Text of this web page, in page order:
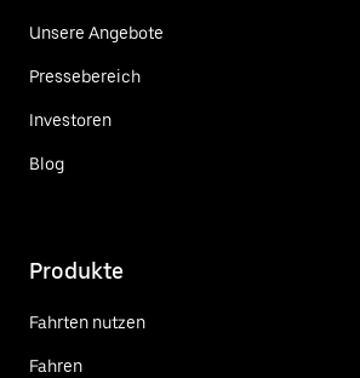
Unsere Angebote
Pressebereich
Investoren
Blog
Produkte
Fahrten nutzen
Fahren